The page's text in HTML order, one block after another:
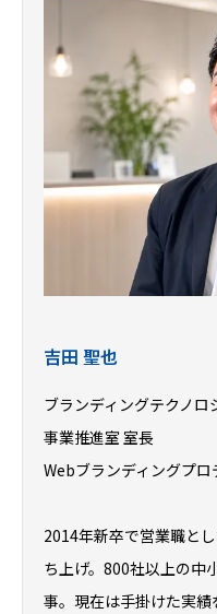
吉田 聖也
ブランディングテクノロ
事業推進室 室長
Webブランディングプロ
2014年新卒で営業職と
ち上げ。800社以上の中
事。現在は手掛けた実